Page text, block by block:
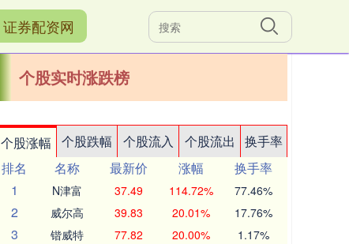
证券配资网
个股实时涨跌榜
个股涨幅 个股跌幅 个股流入 个股流出
换手率
排名
名称 最新价 涨幅
换手率
1
N津富 37.49 114.72% 77.46%
2 威尔高 39.83 20.01% 17.76%
3 锴威特 77.82 20.00% 1.17%